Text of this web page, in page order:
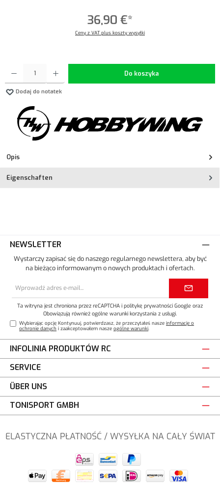
36,90 €*
Ceny z VAT plus koszty wysyłki
Do koszyka
Dodaj do notatek
Opis
Eigenschaften
NEWSLETTER
Wystarczy zapisać się do naszego regularnego newslettera, aby być
na bieżąco informowanym o nowych produktach i ofertach.
Ta witryna jest chroniona przez reCAPTCHA i politykę prywatności Google oraz
Obowiązują również ogólne warunki korzystania z usługi
Wybierając opcję Kontynuuj, potwierdzasz, że przeczytałeś naszeinformacje o
ochronie danych i zaakceptowałem naszeogólne warunki.
INFOLINIA PRODUKTÓW RC
SERVICE
ÜBER UNS
TONISPORT GMBH
ELASTYCZNA PŁATNOŚĆ / WYSYŁKA NA CAŁY ŚWIAT